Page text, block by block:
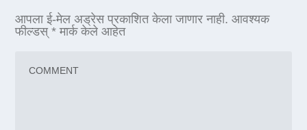
आपला ई-मेल अड्रेस प्रकाशित केला जाणार नाही. आवश्यक
फील्डस्* मार्क केले आहेत